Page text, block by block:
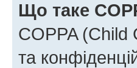
Що таке
COPPA (Child
та